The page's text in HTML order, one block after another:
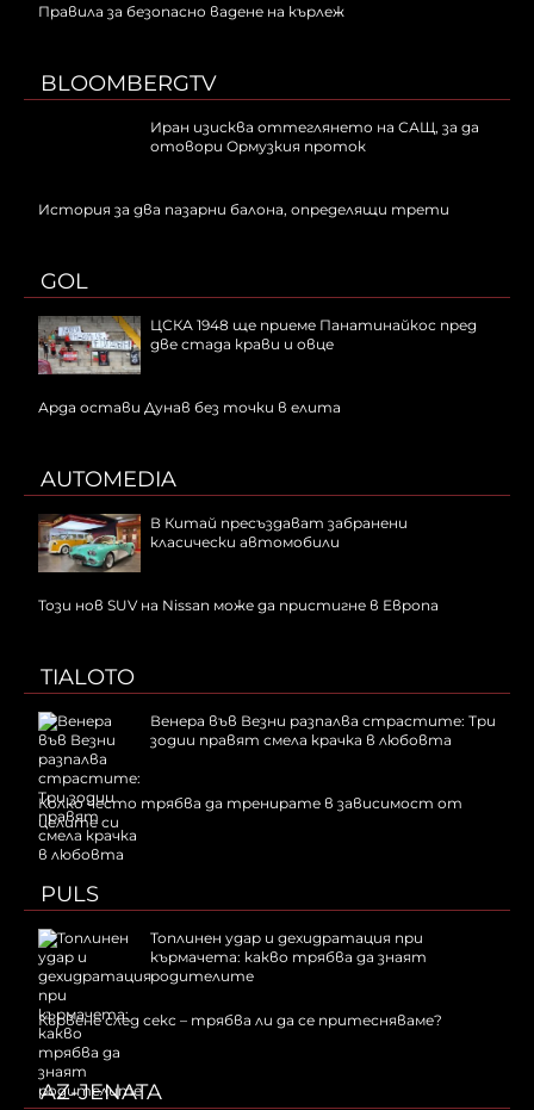
Правила за безопасно вадене на кърлеж
BLOOMBERGTV
Иран изисква оттеглянето на САЩ, за да
отовори Ормузкия проток
История за два пазарни балона, определящи трети
GOL
ЦСКА 1948 ще приеме Панатинайкос пред
две стада крави и овце
Арда остави Дунав без точки в елита
AUTOMEDIA
В Китай пресъздават забранени
класически автомобили
Този нов SUV на Nissan може да пристигне в Европа
TIALOTO
Венера във Везни разпалва страстите: Три
зодии правят смела крачка в любовта
Колко често трябва да тренирате в зависимост от
целите си
PULS
Топлинен удар и дехидратация при
кърмачета: какво трябва да знаят
родителите
Кървене след секс – трябва ли да се притесняваме?
AZ-JENATA